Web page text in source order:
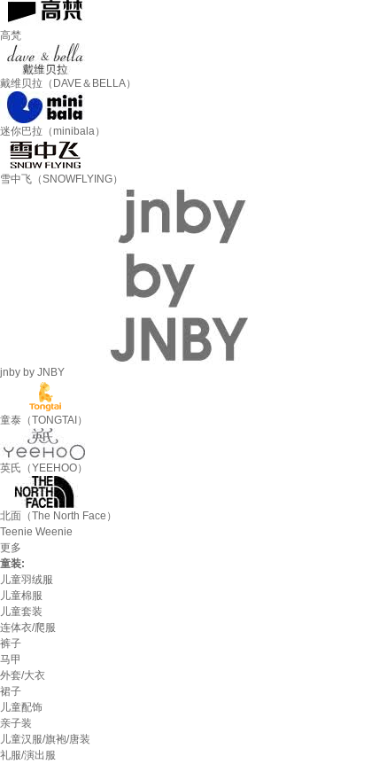
高梵
戴维贝拉（DAVE＆BELLA）
迷你巴拉（minibala）
雪中飞（SNOWFLYING）
jnby by JNBY
童泰（TONGTAI）
英氏（YEEHOO）
北面（The North Face）
Teenie Weenie
更多
童装:
儿童羽绒服
儿童棉服
儿童套装
连体衣/爬服
裤子
马甲
外套/大衣
裙子
儿童配饰
亲子装
儿童汉服/旗袍/唐装
礼服/演出服